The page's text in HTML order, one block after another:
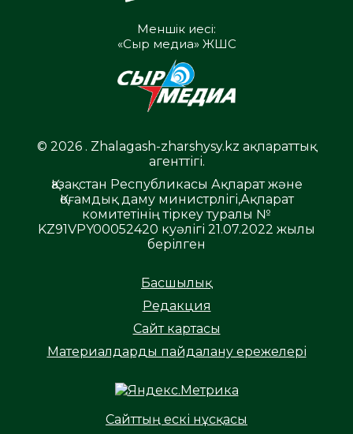
Меншік иесі:
«Сыр медиа» ЖШС
© 2026 . Zhalagash-zharshysy.kz ақпараттық
агенттігі.
Қазақстан Республикасы Ақпарат және
Қоғамдық даму министрлігі,Ақпарат
комитетінің тіркеу туралы №
KZ91VPY00052420 куәлігі 21.07.2022 жылы
берілген
Басшылық
Редакция
Сайт картасы
Материалдарды пайдалану ережелері
Сайттың ескі нұсқасы